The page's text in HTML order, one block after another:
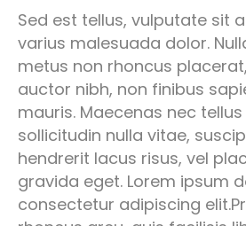
Sed est tellus, vulputate sit
varius malesuada dolor.
metus non rhoncus
auctor nibh, non finibus
mauris. Maecenas nec
sollicitudin nulla vitae,
hendrerit lacus risus, vel
gravida eget. Lorem ipsum
consectetur adipiscing